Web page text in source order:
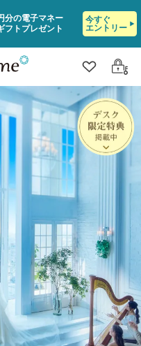
分の電子マネー
フトプレゼント
今すぐ
エントリー
クリップ
ログ